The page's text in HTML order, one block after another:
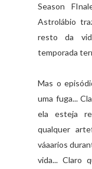
Season
Astrolábio
resto da
temporada
Mas o
uma fuga...
ela esteja
qualquer
váaarios
vida... Claro